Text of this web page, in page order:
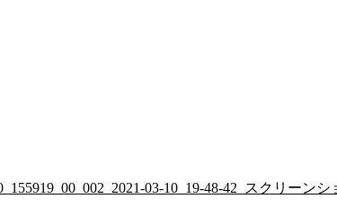
03-10_19-48-42_スクリーン